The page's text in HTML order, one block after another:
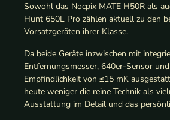
Sowohl das Nocpix MATE H50R als
Hunt 650L Pro zählen aktuell zu den
Vorsatzgeräten ihrer Klasse.
Da beide Geräte inzwischen mit
Entfernungsmesser, 640er-Sensor
Empfindlichkeit von ≤15 mK
heute weniger die reine Technik als
Ausstattung im Detail und das